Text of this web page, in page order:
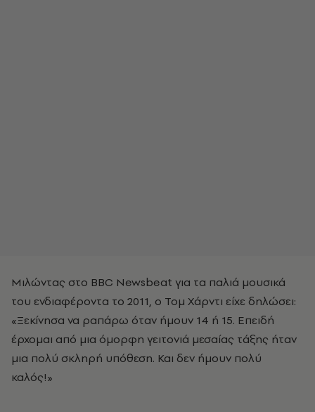
Μιλώντας στο BBC Newsbeat για τα παλιά μουσικά
του ενδιαφέροντα το 2011, ο Τομ Χάρντι είχε δηλώσει:
«Ξεκίνησα να ραπάρω όταν ήμουν 14 ή 15. Επειδή
έρχομαι από μια όμορφη γειτονιά μεσαίας τάξης ήταν
μια πολύ σκληρή υπόθεση. Και δεν ήμουν πολύ
καλός!»